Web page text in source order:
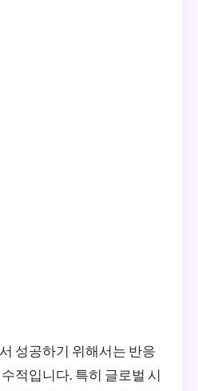
성공하기 위해서는 반응
적입니다. 특히 글로벌 시